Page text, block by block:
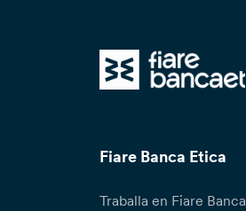
Fiare Banca Etica
Traballa en Fiare Banca